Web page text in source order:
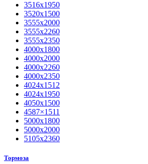
3516х1950
3520х1500
3555х2000
3555х2260
3555х2350
4000х1800
4000х2000
4000х2260
4000х2350
4024х1512
4024х1950
4050х1500
4587×1511
5000х1800
5000х2000
5105х2360
Тормоза